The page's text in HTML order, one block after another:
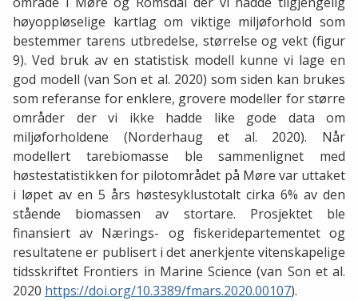
høyoppløselige kartlag om viktige miljøforhold som
bestemmer tarens utbredelse, størrelse og vekt (figur
9). Ved bruk av en statistisk modell kunne vi lage en
god modell (van Son et al. 2020) som siden kan brukes
som referanse for enklere, grovere modeller for større
områder der vi ikke hadde like gode data om
miljøforholdene (Norderhaug et al. 2020). Når
modellert tarebiomasse ble sammenlignet med
høstestatistikken for pilotområdet på Møre var uttaket
i løpet av en 5 års høstesyklustotalt cirka 6% av den
stående biomassen av stortare. Prosjektet ble
finansiert av Nærings- og fiskeridepartementet og
resultatene er publisert i det anerkjente vitenskapelige
tidsskriftet Frontiers in Marine Science (van Son et al.
2020 https://doi.org/10.3389/fmars.2020.00107).